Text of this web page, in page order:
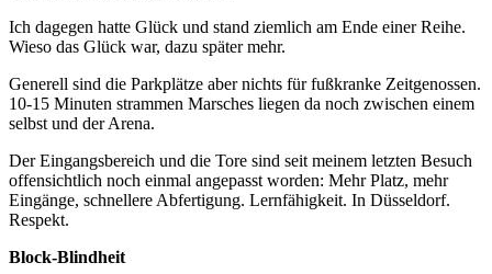
Ich dagegen hatte Glück und stand ziemlich am Ende einer Reihe.
Wieso das Glück war, dazu später mehr.
Generell sind die Parkplätze aber nichts für fußkranke Zeitgenossen.
10-15 Minuten strammen Marsches liegen da noch zwischen einem
selbst und der Arena.
Der Eingangsbereich und die Tore sind seit meinem letzten Besuch
offensichtlich noch einmal angepasst worden: Mehr Platz, mehr
Eingänge, schnellere Abfertigung. Lernfähigkeit. In Düsseldorf.
Respekt.
Block-Blindheit